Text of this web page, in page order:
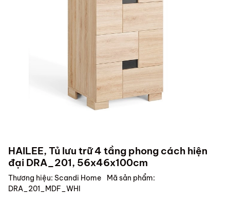
HAILEE, Tủ lưu trữ 4 tầng phong cách hiện
đại DRA_201, 56x46x100cm
Thương hiệu: Scandi Home
Mã sản phẩm:
DRA_201_MDF_WHI